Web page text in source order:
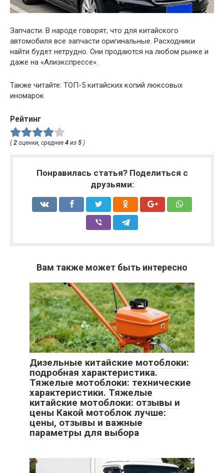
Запчасти. В народе говорят, что для китайского
автомобиля все запчасти оригинальные. Расходники
найти будет нетрудно. Они продаются на любом рынке и
даже на «Алиэкспрессе».
Также читайте: TОП-5 китайских копий люксовых
иномарок
Рейтинг
( 2 оценки, среднее 4 из 5 )
Понравилась статья? Поделиться с
друзьями:
Вам также может быть интересно
Дизельные китайские мотоблоки:
подробная характеристика.
Тяжелые мотоблоки: технические
характеристики. Тяжелые
китайские мотоблоки: отзывы и
цены Какой мотоблок лучше:
цены, отзывы и важные
параметры для выбора